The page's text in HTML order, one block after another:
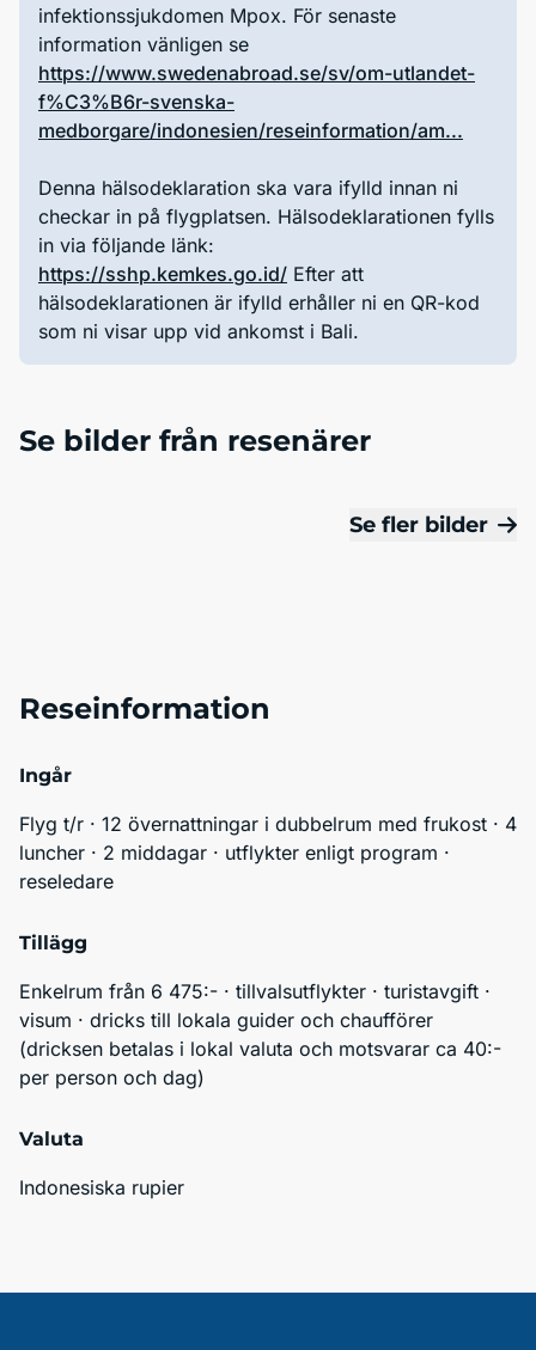
infektionssjukdomen Mpox. För senaste
information vänligen se
https://www.swedenabroad.se/sv/om-utlandet-
f%C3%B6r-svenska-
medborgare/indonesien/reseinformation/am...
Denna hälsodeklaration ska vara ifylld innan ni
checkar in på flygplatsen. Hälsodeklarationen fylls
in via följande länk:
https://sshp.kemkes.go.id/ Efter att
hälsodeklarationen är ifylld erhåller ni en QR-kod
som ni visar upp vid ankomst i Bali.
Se bilder från resenärer
Se fler bilder
Reseinformation
Ingår
Flyg t/r · 12 övernattningar i dubbelrum med frukost · 4
luncher · 2 middagar · utflykter enligt program ·
reseledare
Tillägg
Enkelrum från 6 475:- · tillvalsutflykter · turistavgift ·
visum · dricks till lokala guider och chaufförer
(dricksen betalas i lokal valuta och motsvarar ca 40:-
per person och dag)
Valuta
Indonesiska rupier